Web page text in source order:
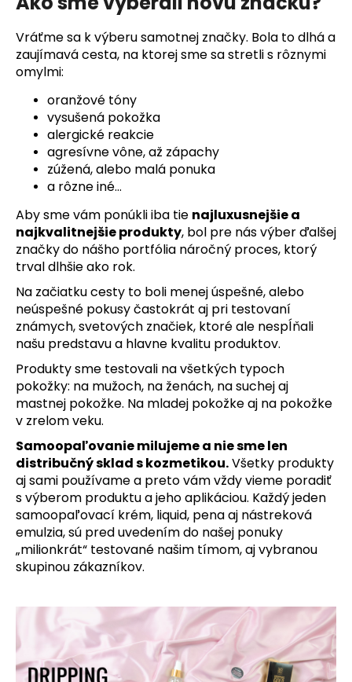
Vráťme sa k výberu samotnej značky. Bola to dlhá a
zaujímavá cesta, na ktorej sme sa stretli s rôznymi
omylmi:
oranžové tóny
vysušená pokožka
alergické reakcie
agresívne vône, až zápachy
zúžená, alebo malá ponuka
a rôzne iné…
Aby sme vám ponúkli iba tie najluxusnejšie a
najkvalitnejšie produkty, bol pre nás výber ďalšej
značky do nášho portfólia náročný proces, ktorý
trval dlhšie ako rok.
Na začiatku cesty to boli menej úspešné, alebo
neúspešné pokusy častokrát aj pri testovaní
známych, svetových značiek, ktoré ale nespĺňali
našu predstavu a hlavne kvalitu produktov.
Produkty sme testovali na všetkých typoch
pokožky: na mužoch, na ženách, na suchej aj
mastnej pokožke. Na mladej pokožke aj na pokožke
v zrelom veku.
Samoopaľovanie milujeme a nie sme len
distribučný sklad s kozmetikou.Všetky produkty
aj sami používame a preto vám vždy vieme poradiť
s výberom produktu a jeho aplikáciou. Každý jeden
samoopaľovací krém, liquid, pena aj nástreková
emulzia, sú pred uvedením do našej ponuky
„milionkrát“ testované našim tímom, aj vybranou
skupinou zákazníkov.
o
ú
č
a